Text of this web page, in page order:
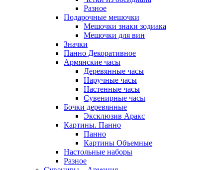
Разное
Подарочные мешочки
Мешочки знаки зодиака
Мешочки для вин
Значки
Панно Декоративное
Армянские часы
Деревянные часы
Наручные часы
Настенные часы
Сувенирные часы
Бочки деревянные
Эксклюзив Аракс
Картины. Панно
Панно
Картины Объемные
Настольные наборы
Разное